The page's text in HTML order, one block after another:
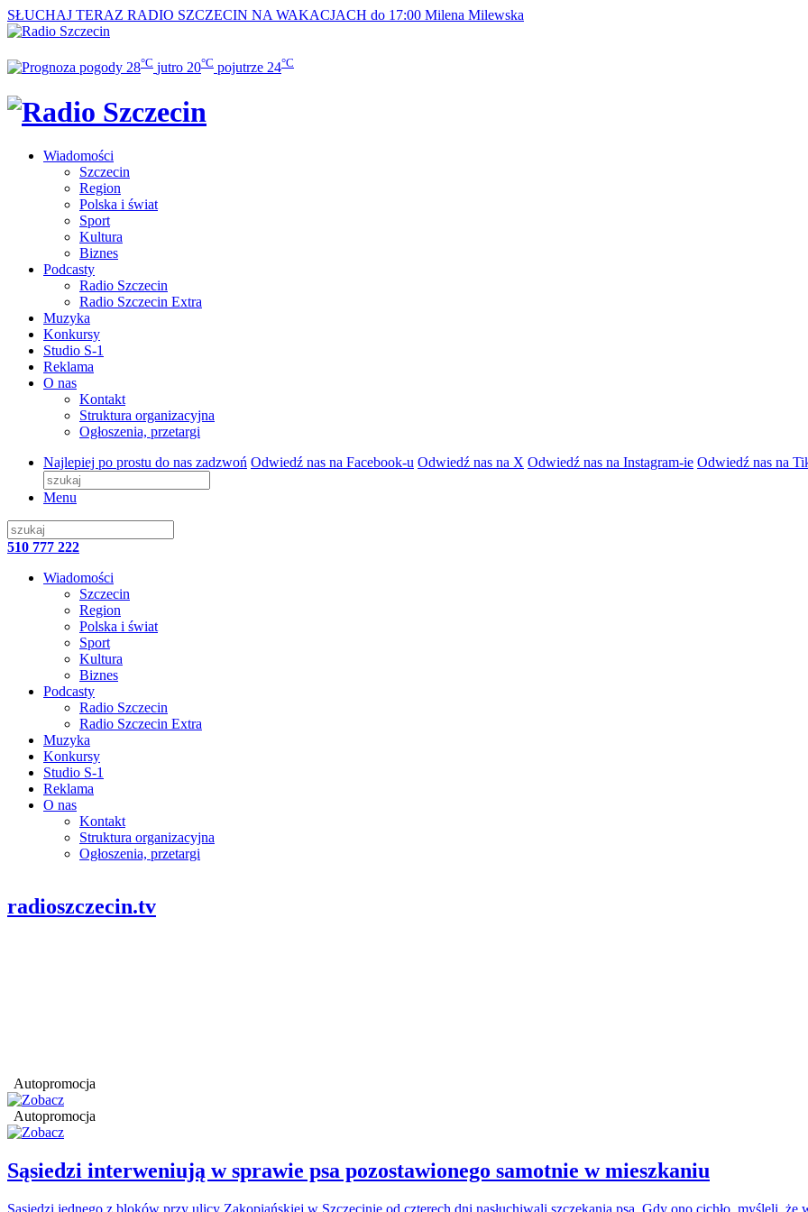
SŁUCHAJ TERAZ RADIO SZCZECIN NA WAKACJACH do 17:00 Milena Milewska
28°C jutro 20°C pojutrze 24°C
Wiadomości
Szczecin
Region
Polska i świat
Sport
Kultura
Biznes
Podcasty
Radio Szczecin
Radio Szczecin Extra
Muzyka
Konkursy
Studio S-1
Reklama
O nas
Kontakt
Struktura organizacyjna
Ogłoszenia, przetargi
Najlepiej po prostu do nas zadzwoń Odwiedź nas na Facebook-u Odwiedź nas na X Odwiedź nas na Instagram-ie Odwiedź nas na
Menu
510 777 222
Wiadomości
Szczecin
Region
Polska i świat
Sport
Kultura
Biznes
Podcasty
Radio Szczecin
Radio Szczecin Extra
Muzyka
Konkursy
Studio S-1
Reklama
O nas
Kontakt
Struktura organizacyjna
Ogłoszenia, przetargi
radioszczecin.tv
Autopromocja
Autopromocja
Sąsiedzi interweniują w sprawie psa pozostawionego samotnie w mieszkaniu
Sąsiedzi jednego z bloków przy ulicy Zakopiańskiej w Szczecinie od czterech dni nasłuchiwali szczekania psa. Gdy ono cichło, myśleli, że